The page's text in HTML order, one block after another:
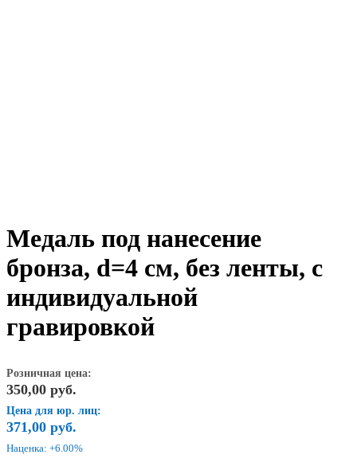
Медаль под нанесение
бронза, d=4 см, без ленты, с
индивидуальной
гравировкой
Розничная цена:
350,00 руб.
Цена для юр. лиц:
371,00 руб.
Наценка: +6.00%